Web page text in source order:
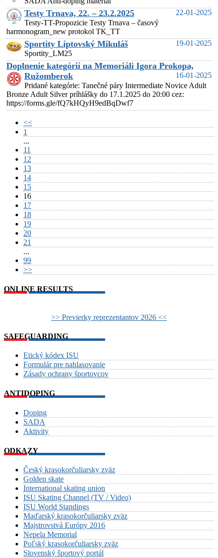
Testy Trnava, 22. – 23.2.2025
22-01-2025
Testy-TT-Propozicie Testy Trnava – časový
harmonogram_new protokol TK_TT
Sportity Liptovský Mikuláš
19-01-2025
Sportity_LM25
Doplnenie kategórií na Memoriáli Igora Prokopa,
Ružomberok
16-01-2025
Pridané kategórie: Tanečné páry Intermediate Novice Adult
Bronze Adult Silver príhlášky do 17.1.2025 do 20:00 cez:
https://forms.gle/fQ7kHQyH9edBqDwf7
<<
1
...
11
12
13
14
15
16
17
18
19
20
21
...
99
>>
ONLINE RESULTS
>> Previerky reprezentantov 2026 <<
SAFEGUARDING
Etický kódex ISU
Formulár pre nahlasovanie
Zásady ochrany športovcov
ANTIDOPING
Doping
SADA
Aktivity
ODKAZY
Český krasokorčuliarsky zväz
Golden skate
International skating union
ISU Skating Channel (TV / Video)
ISU World Standings
Maďarský krasokorčuliarsky zväz
Majstrovstvá Európy 2016
Nepela Memorial
Poľský krasokorčuliarsky zväz
Slovenský športový portál